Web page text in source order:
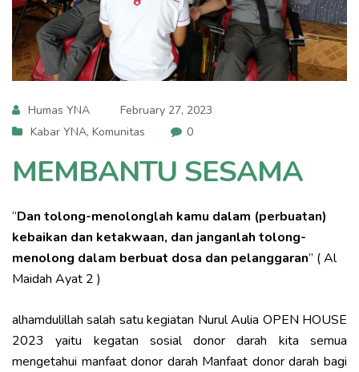
Humas YNA
February 27, 2023
Kabar YNA, Komunitas 0
MEMBANTU SESAMA
“Dan tolong-menolonglah kamu dalam (perbuatan)
kebaikan dan ketakwaan, dan janganlah tolong-
menolong dalam berbuat dosa dan pelanggaran” ( Al
Maidah Ayat 2 )
alhamdulillah salah satu kegiatan Nurul Aulia OPEN HOUSE
2023 yaitu kegatan sosial donor darah kita semua
mengetahui manfaat donor darah Manfaat donor darah bagi